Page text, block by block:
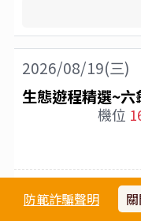
防範詐騙聲明
2026/08/19(三)
生態遊程精選~
機位